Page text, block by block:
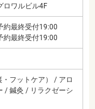
ロワルビル4F
最終受付19:00
最終受付19:00
フットケア） / アロ
/ 鍼灸 / リラクゼーシ